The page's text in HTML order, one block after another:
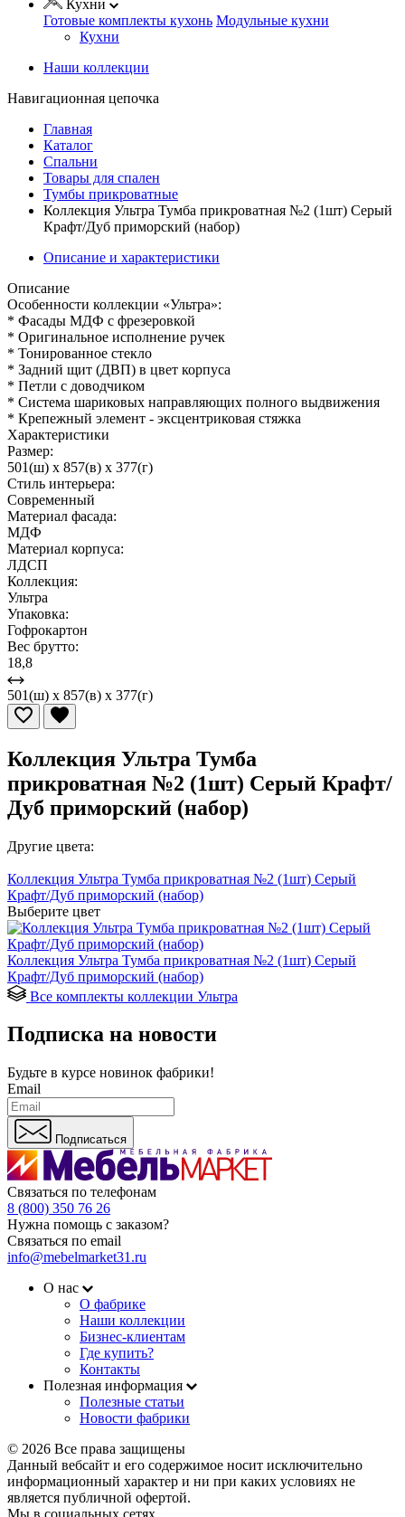
Кухни
Готовые комплекты кухонь Модульные кухни
Кухни
Наши коллекции
Навигационная цепочка
Главная
Каталог
Спальни
Товары для спален
Тумбы прикроватные
Коллекция Ультра Тумба прикроватная №2 (1шт) Серый
Крафт/Дуб приморский (набор)
Описание и характеристики
Описание
Особенности коллекции «Ультра»:
* Фасады МДФ с фрезеровкой
* Оригинальное исполнение ручек
* Тонированное стекло
* Задний щит (ДВП) в цвет корпуса
* Петли с доводчиком
* Система шариковых направляющих полного выдвижения
* Крепежный элемент - эксцентриковая стяжка
Характеристики
Размер:
501(ш) x 857(в) x 377(г)
Стиль интерьера:
Современный
Материал фасада:
МДФ
Материал корпуса:
ЛДСП
Коллекция:
Ультра
Упаковка:
Гофрокартон
Вес брутто:
18,8
501(ш) x 857(в) x 377(г)
Коллекция Ультра Тумба
прикроватная №2 (1шт) Серый Крафт/
Дуб приморский (набор)
Другие цвета:
Коллекция Ультра Тумба прикроватная №2 (1шт) Серый
Крафт/Дуб приморский (набор)
Выберите цвет
Коллекция Ультра Тумба прикроватная №2 (1шт) Серый
Крафт/Дуб приморский (набор)
Все комплекты коллекции Ультра
Подписка на новости
Будьте в курсе новинок фабрики!
Email
Подписаться
Связаться по телефонам
8 (800) 350 76 26
Нужна помощь с заказом?
Связаться по email
info@mebelmarket31.ru
О нас
О фабрике
Наши коллекции
Бизнес-клиентам
Где купить?
Контакты
Полезная информация
Полезные статьи
Новости фабрики
© 2026 Все права защищены
Данный вебсайт и его содержимое носит исключительно
информационный характер и ни при каких условиях не
является публичной офертой.